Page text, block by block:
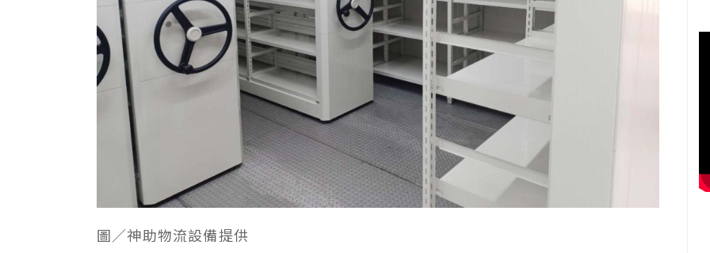
圖／神助物流設備提供